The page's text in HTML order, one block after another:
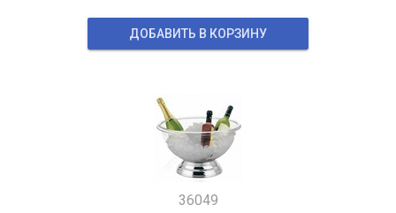
ДОБАВИТЬ В КОРЗИНУ
36049